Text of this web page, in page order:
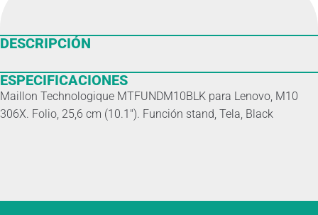
DESCRIPCIÓN
ESPECIFICACIONES
Maillon Technologique MTFUNDM10BLK para Lenovo, M10
306X. Folio, 25,6 cm (10.1″). Función stand, Tela, Black